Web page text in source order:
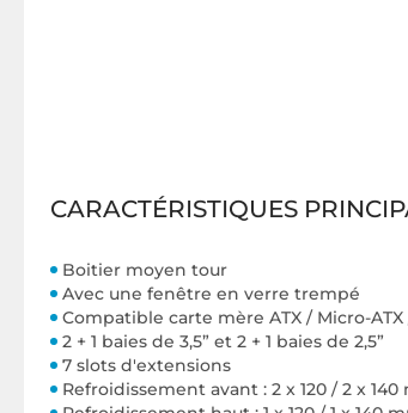
CARACTÉRISTIQUES
Boitier moyen tour
Avec une fenêtre en verre trempé
Compatible carte mère ATX / Micro-ATX
2 + 1 baies de 3,5” et 2 + 1 baies de 2,5”
7 slots d'extensions
Refroidissement avant : 2 x 120 / 2 x 140